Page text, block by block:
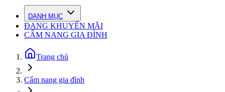
DANH MỤC
ĐANG KHUYẾN MÃI
CẨM NANG GIA ĐÌNH
Trang chủ
Cẩm nang gia đình